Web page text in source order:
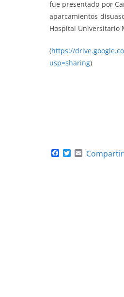
fue presentado por
aparcamientos
Hospital Universitario
(https://
usp=sharing)
T Compartir